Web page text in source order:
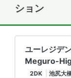
ション
ユーレジデ
Meguro-
2DK
池尻大